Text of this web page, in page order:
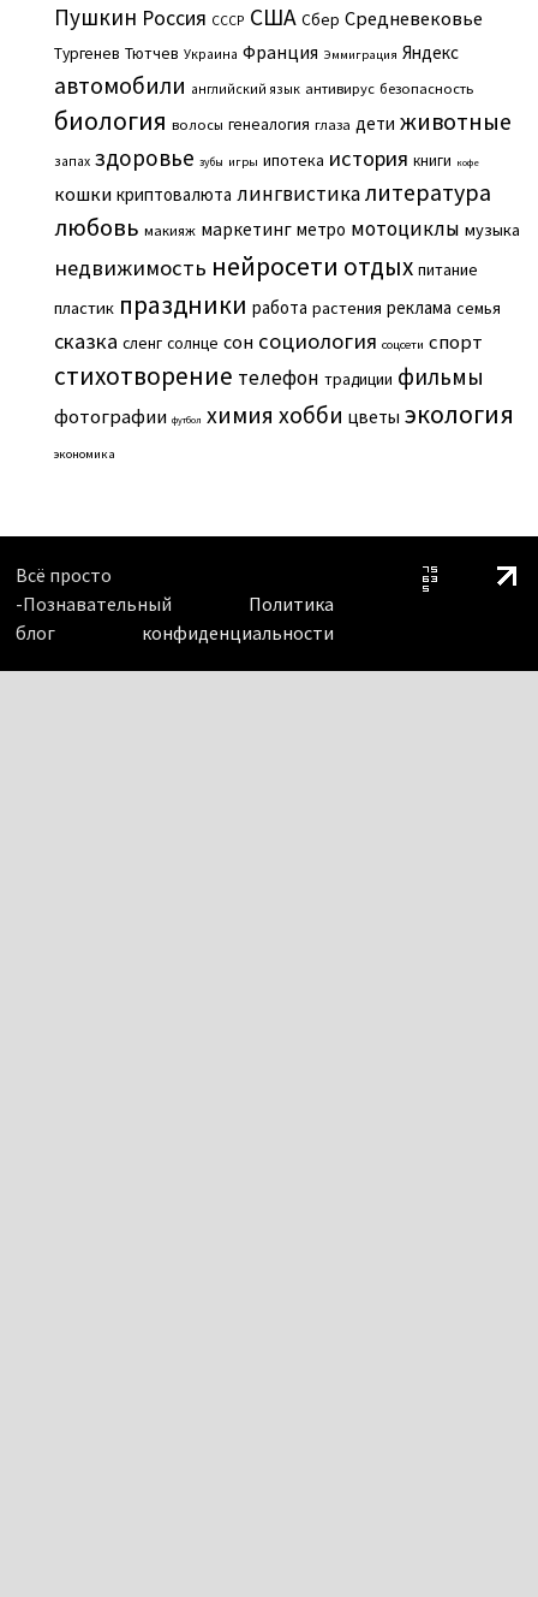
Пушкин Россия СССР США Сбер Средневековье
Тургенев Тютчев Украина Франция Эммиграция Яндекс
автомобили английский язык антивирус безопасность
биология волосы генеалогия глаза дети животные
запах здоровье зубы игры ипотека история книги кофе
кошки криптовалюта лингвистикалитература
любовь макияж маркетинг метро мотоциклы музыка
недвижимость нейросети отдых питание
пластик праздники работа растения реклама семья
сказка сленг солнце сон социология соцсети спорт
стихотворение телефон традиции фильмы
фотографии футбол химия хобби цветы экология
экономика
Всё просто
-Познавательный
блог
Политика
конфиденциальности